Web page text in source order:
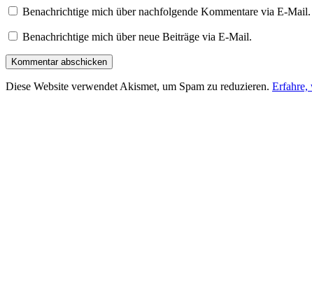
Benachrichtige mich über nachfolgende Kommentare via E-Mail.
Benachrichtige mich über neue Beiträge via E-Mail.
Diese Website verwendet Akismet, um Spam zu reduzieren. Erfahre,